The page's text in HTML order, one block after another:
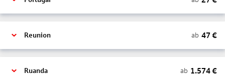
Reunion ab 47 €
Ruanda ab 1.574€